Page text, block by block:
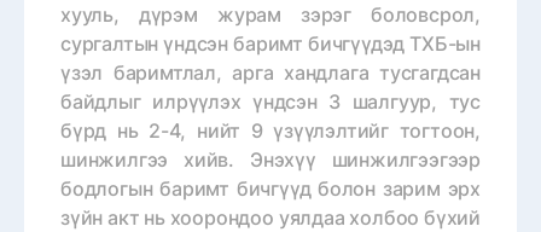
хууль, дүрэм журам зэрэг боловсрол,
сургалтын үндсэн баримт бичгүүдэд ТХБ-ын
үзэл баримтлал, арга хандлага тусгагдсан
байдлыг илрүүлэх үндсэн 3 шалгуур, тус
бүрд нь 2-4, нийт 9 үзүүлэлтийг тогтоон,
шинжилгээ хийв. Энэхүү шинжилгээгээр
бодлогын баримт бичгүүд болон зарим эрх
зүйн акт нь хоорондоо уялдаа холбоо бүхий